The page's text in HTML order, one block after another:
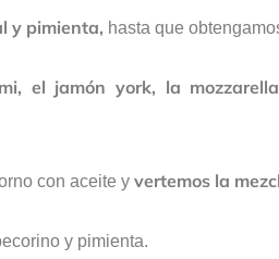
y pimienta, hasta que
el jamón york, la mozzarella
con aceite y vertemos la
y pimienta.